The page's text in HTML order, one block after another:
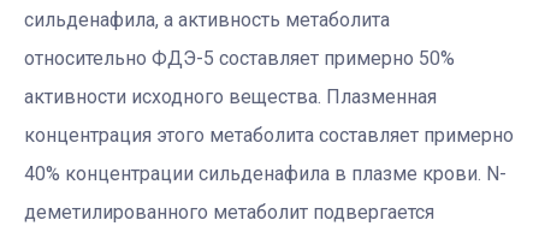
сильденафила, а активность метаболита
относительно ФДЭ-5 составляет примерно 50%
активности исходного вещества. Плазменная
концентрация этого метаболита составляет примерно
40% концентрации сильденафила в плазме крови. N-
деметилированного метаболит подвергается